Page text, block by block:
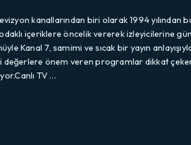
kanallarından biri olarak 1994 yılından bu
içeriklere öncelik vererek izleyicilerine
Kanal 7, samimi ve sıcak bir yayın
değerlere önem veren programlar dikkat
TV …